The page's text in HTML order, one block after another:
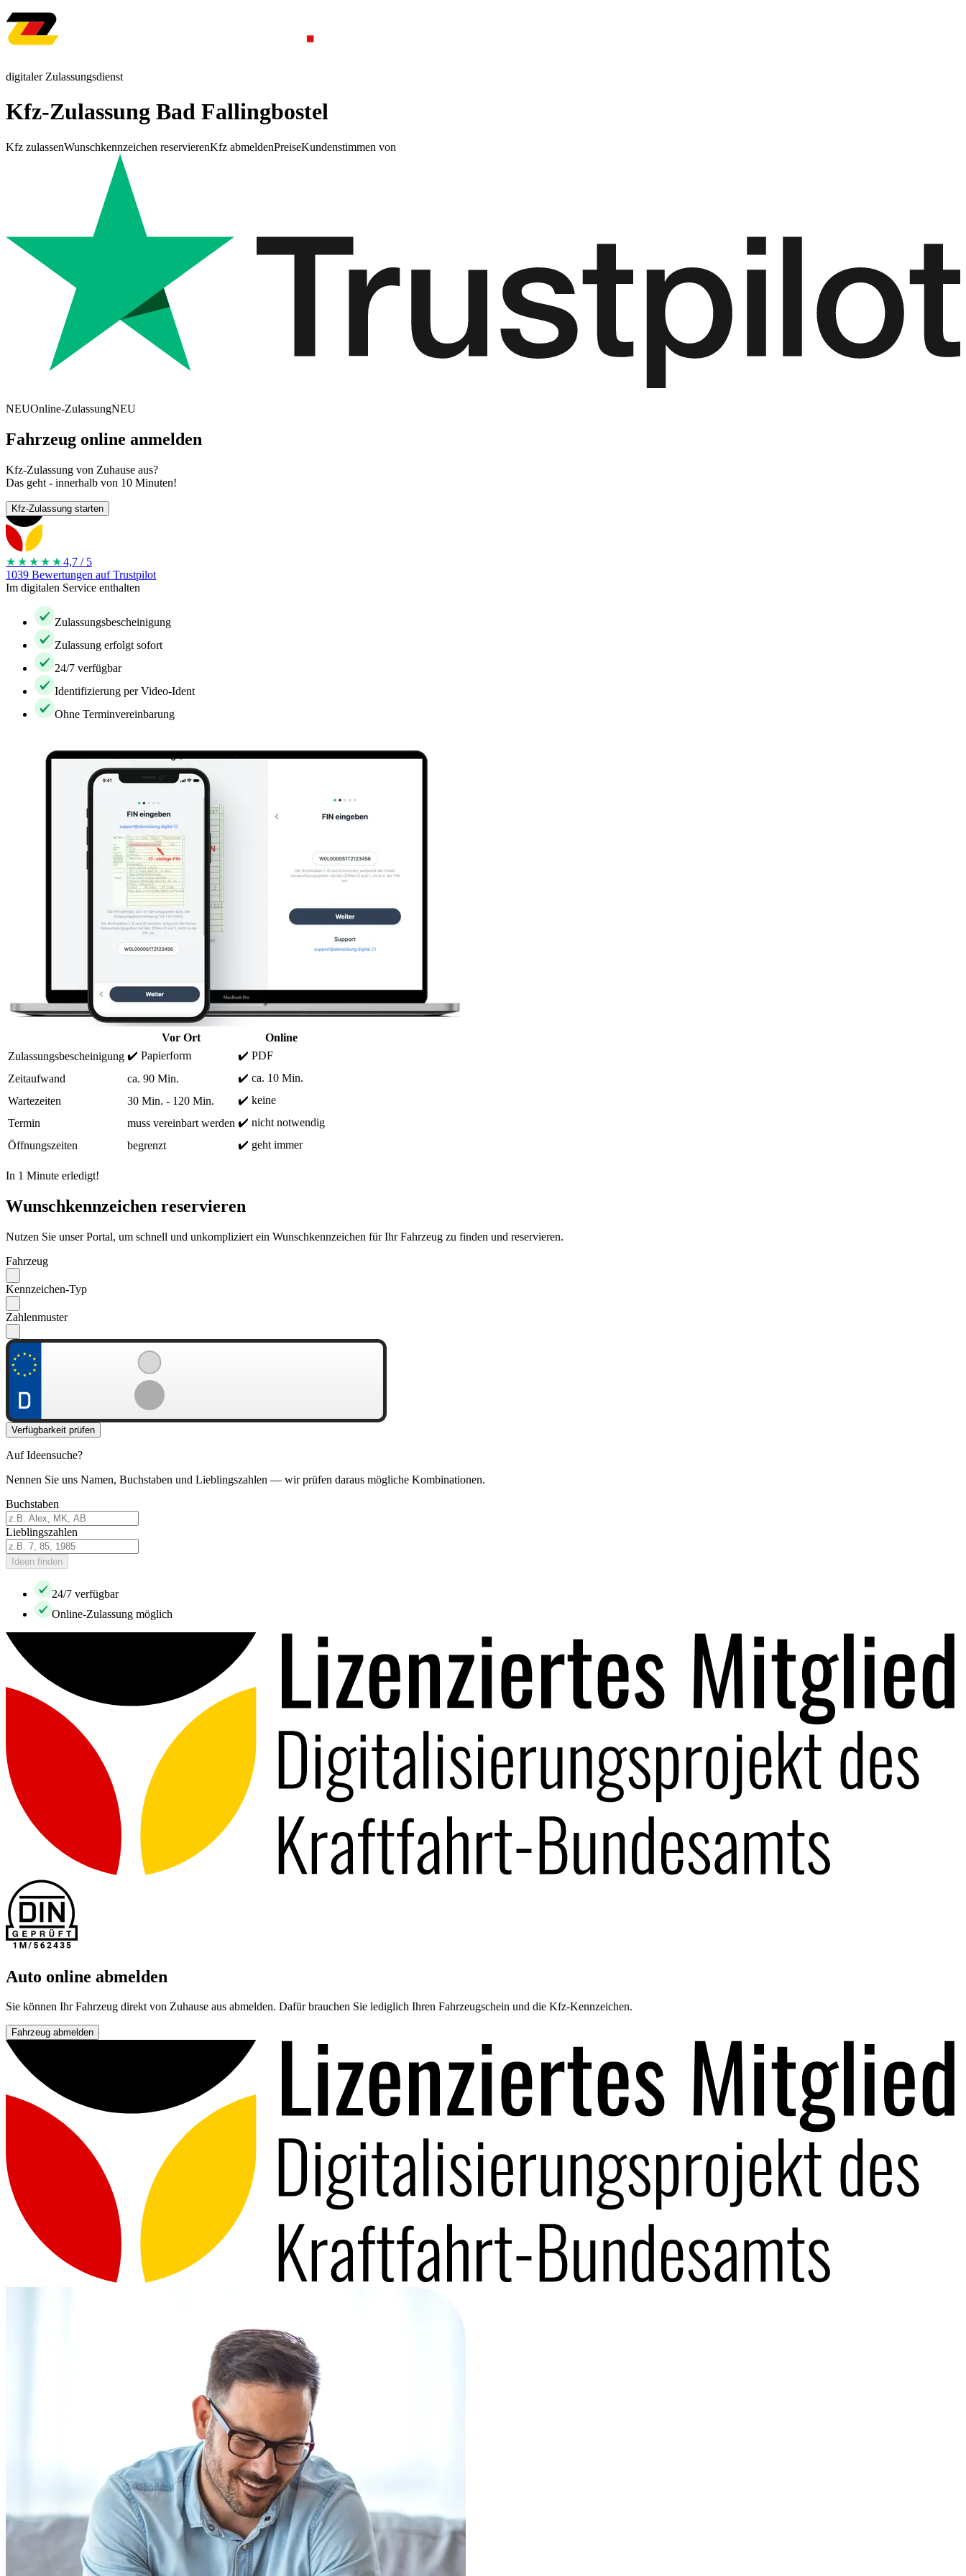
digitaler Zulassungsdienst
Kfz-Zulassung Bad Fallingbostel
Kfz zulassenWunschkennzeichen reservierenKfz abmeldenPreiseKundenstimmen von
NEUOnline-ZulassungNEU
Fahrzeug online anmelden
Kfz-Zulassung von Zuhause aus?
Das geht - innerhalb von 10 Minuten!
Kfz-Zulassung starten
★★★★ ★4,7 / 5
1039 Bewertungen auf Trustpilot
Im digitalen Service enthalten
Zulassungsbescheinigung
Zulassung erfolgt sofort
24/7 verfügbar
Identifizierung per Video-Ident
Ohne Terminvereinbarung
Vor Ort
Online
Zulassungsbescheinigung ✔️ Papierform
✔️ PDF
Zeitaufwand
ca. 90 Min.
✔️ ca. 10 Min.
Wartezeiten
30 Min. - 120 Min.
✔️ keine
Termin
muss vereinbart werden ✔️ nicht notwendig
Öffnungszeiten
begrenzt ✔️ geht immer
In 1 Minute erledigt!
Wunschkennzeichen reservieren
Nutzen Sie unser Portal, um schnell und unkompliziert ein Wunschkennzeichen für Ihr Fahrzeug zu finden und reservieren.
Fahrzeug
Kennzeichen-Typ
Zahlenmuster
Verfügbarkeit prüfen
Auf Ideensuche?
Nennen Sie uns Namen, Buchstaben und Lieblingszahlen — wir prüfen daraus mögliche Kombinationen.
Buchstaben
Lieblingszahlen
Ideen finden
24/7 verfügbar
Online-Zulassung möglich
Auto online abmelden
Sie können Ihr Fahrzeug direkt von Zuhause aus abmelden. Dafür brauchen Sie lediglich Ihren Fahrzeugschein und die Kfz-Kennzeichen.
Fahrzeug abmelden